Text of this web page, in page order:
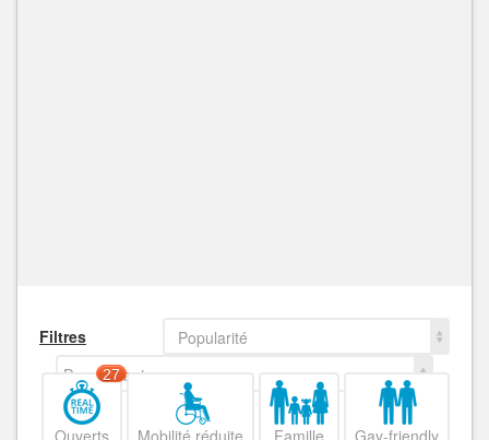
Filtres
Popularité
Decroissant
27